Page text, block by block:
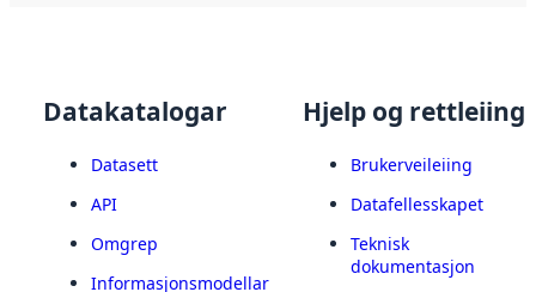
Datakatalogar
Datasett
API
Omgrep
Informasjonsmodellar
Hjelp og rettleiing
Brukerveileiing
Datafellesskapet
Teknisk
dokumentasjon